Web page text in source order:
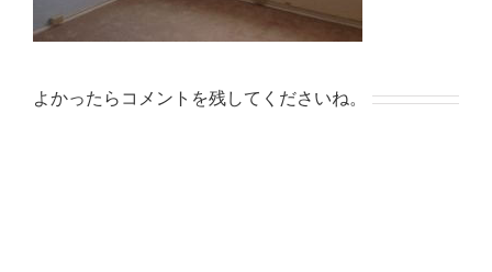
よかったらコメントを残してくださいね。